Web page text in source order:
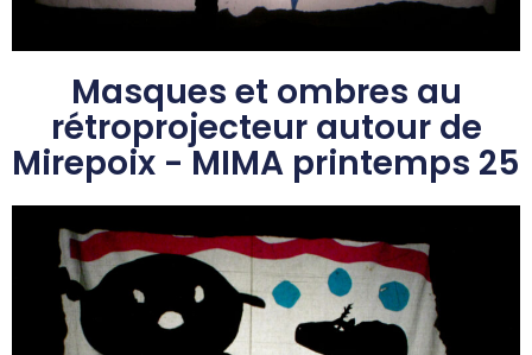
Masques et ombres au
rétroprojecteur autour de
Mirepoix - MIMA printemps 25